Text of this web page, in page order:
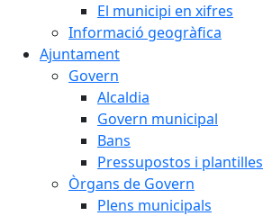
El municipi en xifres
Informació geogràfica
Ajuntament
Govern
Alcaldia
Govern municipal
Bans
Pressupostos i plantilles
Òrgans de Govern
Plens municipals